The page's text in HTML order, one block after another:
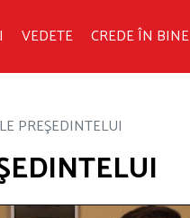
VEDETE CREDE ÎN BINE
PREŞEDINTELUI